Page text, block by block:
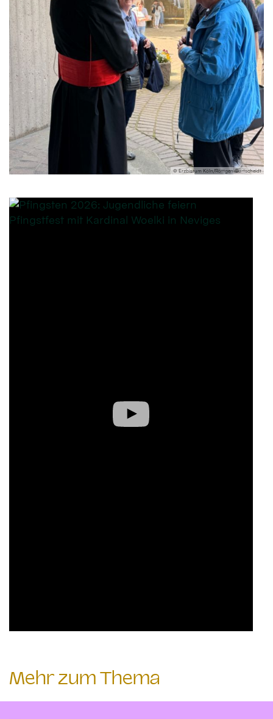
© Erzbistum Köln/Röttgen-Burtscheidt
Mehr zum Thema